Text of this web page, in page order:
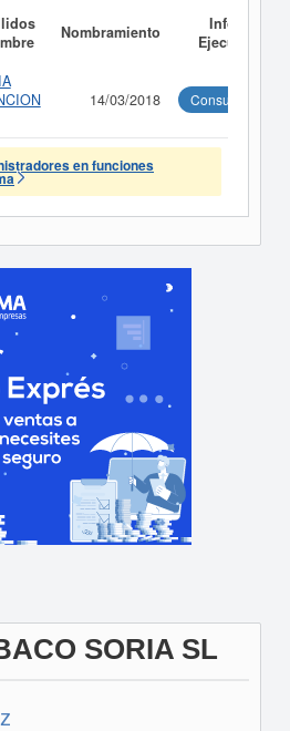
Nombramiento
Informe
Ejecutivo
14/03/2018 Consultar
en funciones
SORIA SL